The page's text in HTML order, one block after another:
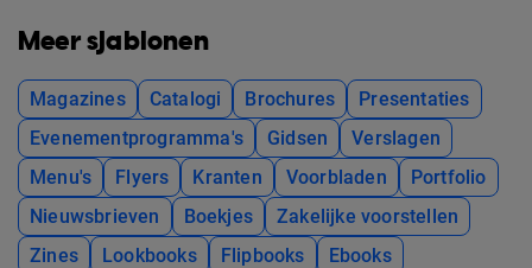
Meer sjablonen
Magazines Catalogi Brochures
Presentaties
Evenementprogramma's
Gidsen
Verslagen
Menu's
Flyers Kranten Voorbladen
Portfolio
Nieuwsbrieven
Boekjes
Zakelijke voorstellen
Zines
Lookbooks Flipbooks
Ebooks